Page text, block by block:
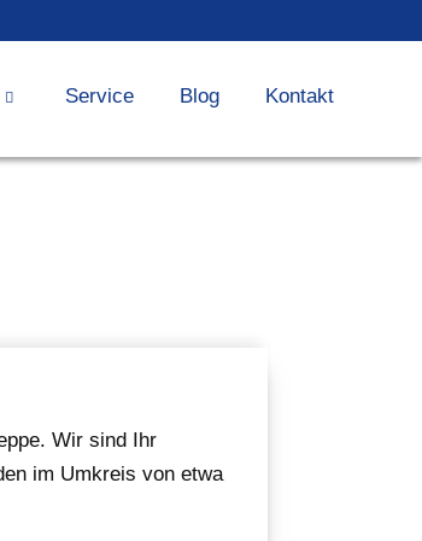
Service Blog Kontakt
Wir sind Ihr
im Umkreis von etwa